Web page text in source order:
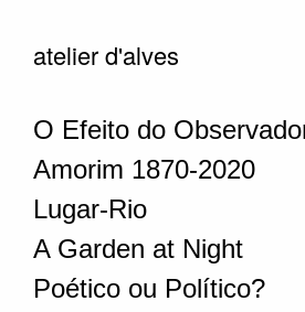
atelier d'alves
O Efeito do
Amorim 1870-2020
Lugar-Rio
A Garden at Night
Poético ou Político?